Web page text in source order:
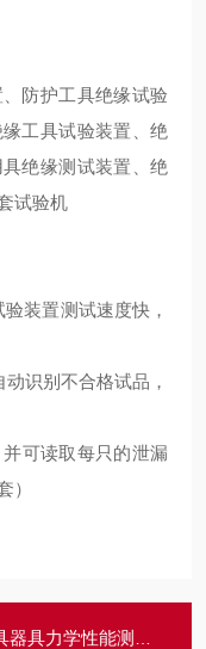
、防护工具绝缘试验
工具试验装置、绝
绝缘测试装置、绝
试验机
装置测试速度快，
识别不合格试品，
可读取每只的泄漏
）
力学性能测试机